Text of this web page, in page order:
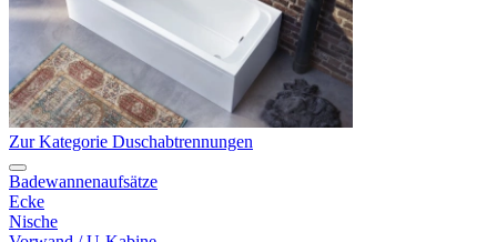
Zur Kategorie Duschabtrennungen
Badewannenaufsätze
Ecke
Nische